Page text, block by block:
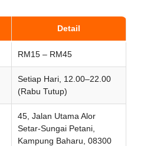
Detail
RM15 – RM45
Setiap Hari, 12.00–22.00
(Rabu Tutup)
45, Jalan Utama Alor
Setar-Sungai Petani,
Kampung Baharu, 08300